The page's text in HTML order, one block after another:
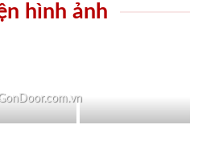
hình ảnh